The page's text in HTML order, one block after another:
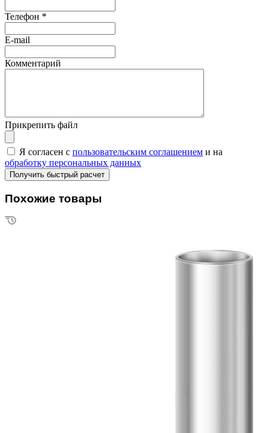
Телефон *
E-mail
Комментарий
Прикрепить файл
Я согласен с пользовательским соглашением и на
обработку персональных данных
Похожие товары